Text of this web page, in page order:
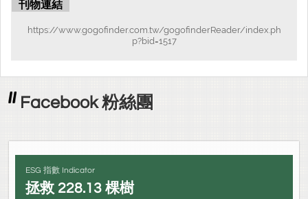
刊物連結
https://www.gogofinder.com.tw/gogofinderReader/index.ph
p?bid=1517
Facebook 粉絲團
ESG 指數 Indicator
拯救 228.13 棵樹